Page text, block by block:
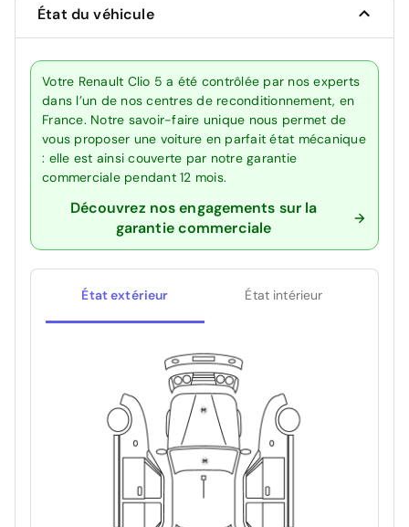
État du véhicule
Votre Renault Clio 5 a été contrôlée par nos experts
dans l’un de nos centres de reconditionnement, en
France. Notre savoir-faire unique nous permet de
vous proposer une voiture en parfait état mécanique
: elle est ainsi couverte par notre garantie
commerciale pendant 12 mois.
Découvrez nos engagements sur la
garantie commerciale
État extérieur État intérieur